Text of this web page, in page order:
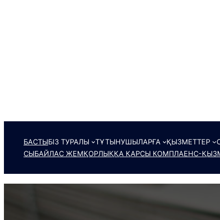
БАСТЫБІЗ ТУРАЛЫ ТҰТЫНУШЫЛАРҒА ҚЫЗМЕТТЕР
СЫБАЙЛАС ЖЕМҚОРЛЫҚҚА ҚАРСЫ КОМПЛАЕНС-